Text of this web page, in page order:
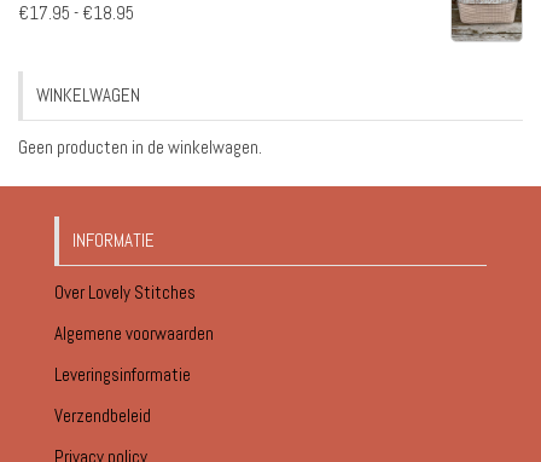
€17.95 - €18.95
€18.95
WINKELWAGEN
Geen producten in de winkelwagen.
INFORMATIE
Over Lovely Stitches
Algemene voorwaarden
Leveringsinformatie
Verzendbeleid
Privacy policy